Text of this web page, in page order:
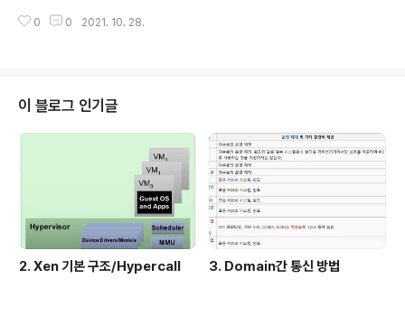
er1과 Client 2 간의 소켓 연결 세션이 없으므로 Serve
아래 코드는 typescript로 소켓 통신 부분을 구현해본 것
nst socketio = new socketIO.Server(http, {}) soc
ketio.on("connection", (socket: socketIO.Socke
t) => { console.log(..
0 0 2021. 10. 28.
이 블로그 인기글
2. Xen 기본 구조/Hypercall 3. Domain간 통신 방법